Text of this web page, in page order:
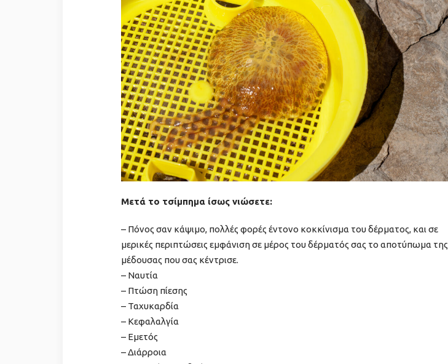
Μετά το τσίμπημα ίσως νιώσετε:
– Πόνος σαν κάψιμο, πολλές φορές έντονο κοκκίνισμα του δέρματος, και σε
μερικές περιπτώσεις εμφάνιση σε μέρος του δέρματός σας το αποτύπωμα της
μέδουσας που σας κέντρισε.
– Ναυτία
– Πτώση πίεσης
– Ταχυκαρδία​
– Κεφαλαλγία
– Εμετός
– Διάρροια